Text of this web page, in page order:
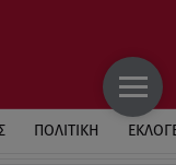
ΠΟΛΙΤΙΚΗ